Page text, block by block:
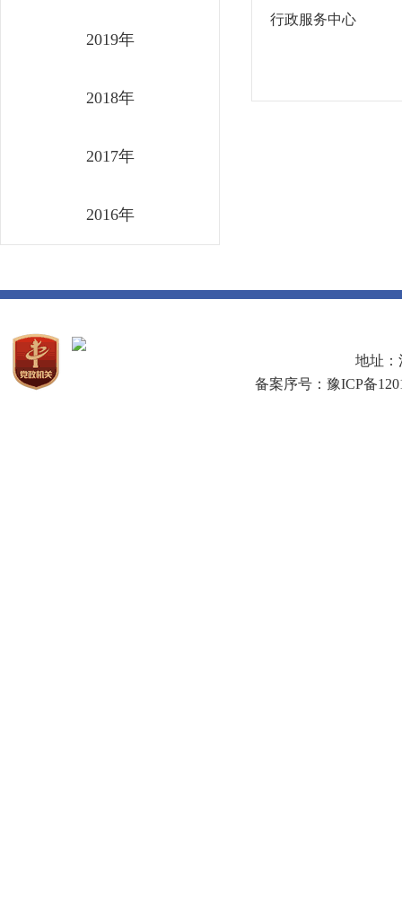
2019年
2018年
2017年
2016年
行政服务中心
地址：
备案序号：豫ICP备